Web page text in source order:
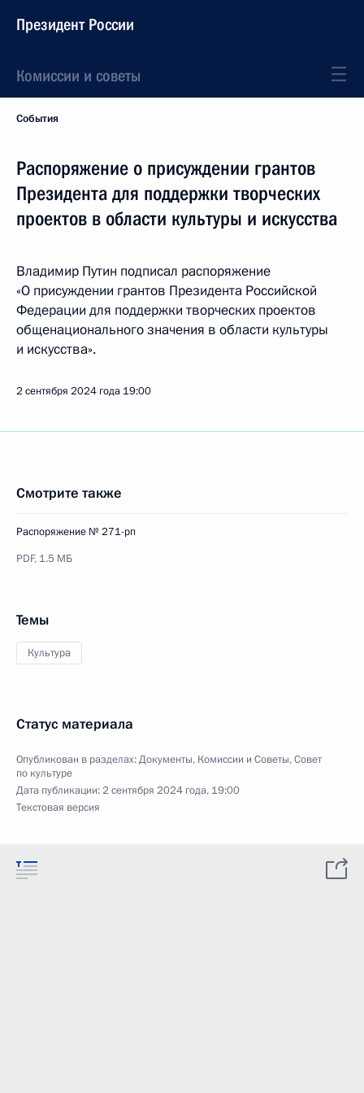
Президент России
Комиссии и советы
События
Распоряжение о присуждении грантов
Президента для поддержки творческих
проектов в области культуры и искусства
Владимир Путин подписал распоряжение
«О присуждении грантов Президента Российской
Федерации для поддержки творческих проектов
общенационального значения в области культуры
и искусства».
2 сентября 2024 года 19:00
Смотрите также
Распоряжение № 271-рп
PDF, 1.5 МБ
Темы
Культура
Статус материала
Опубликован в разделах:Документы, Комиссии и Советы,Совет
по культуре
Дата публикации:2 сентября 2024 года, 19:00
Текстовая версия